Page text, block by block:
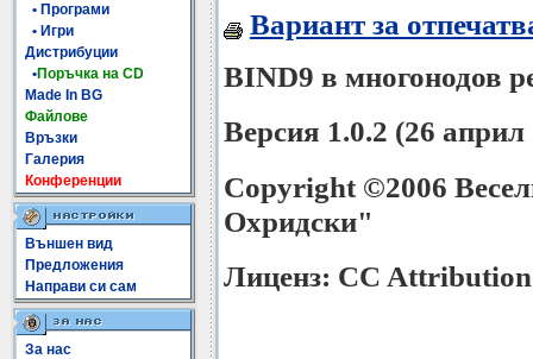
• Програми
• Игри
Дистрибуции
•Поръчка на CD
Made In BG
Файлове
Връзки
Галерия
Конференции
Външен вид
Предложения
Направи си сам
За нас
Вариант за
BIND9 в многонодов
Версия 1.0.2 (26 април
Copyright ©2006
Охридски"
Лиценз: CC